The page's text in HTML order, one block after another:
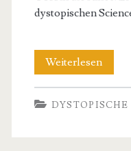
dystopischen
WeiterlesenSoylent